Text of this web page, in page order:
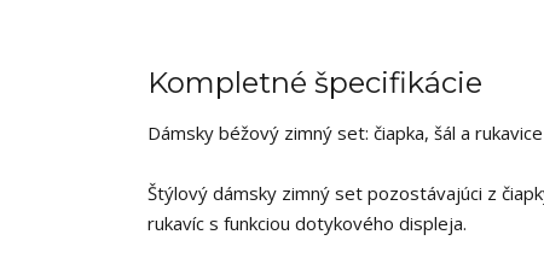
Kompletné špecifikácie
Dámsky béžový zimný set: čiapka, šál a
Štýlový dámsky zimný set pozostávajúci z
rukavíc s funkciou dotykového displeja.